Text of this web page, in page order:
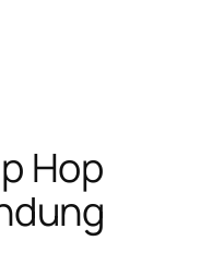
Hop